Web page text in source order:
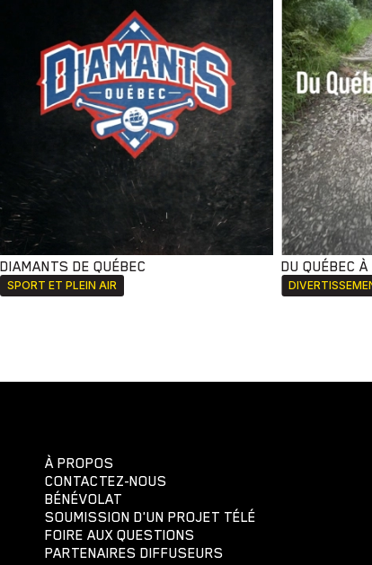
DIAMANTS DE QUÉBEC
SPORT ET PLEIN AIR
DU QUÉBEC
À PROPOS
CONTACTEZ-NOUS
BÉNÉVOLAT
SOUMISSION D'UN PROJET TÉLÉ
FOIRE AUX QUESTIONS
PARTENAIRES DIFFUSEURS